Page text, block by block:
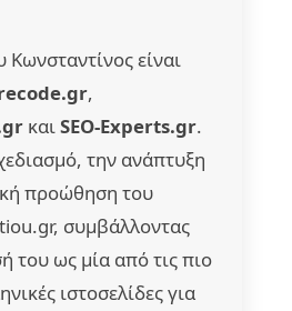
είναι
,
καιSEO-Experts.gr.
την ανάπτυξη
προώθηση του
συμβάλλοντας
του ως μία από τις πιο
ιστοσελίδες για